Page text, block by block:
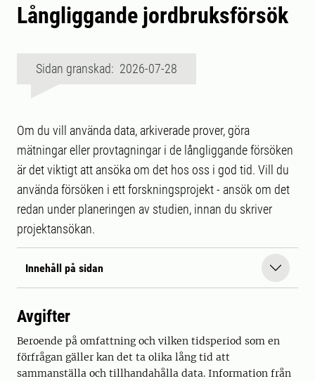
Långliggande jordbruksförsök
Sidan granskad: 2026-07-28
Om du vill använda data, arkiverade prover, göra
mätningar eller provtagningar i de långliggande försöken
är det viktigt att ansöka om det hos oss i god tid. Vill du
använda försöken i ett forskningsprojekt - ansök om det
redan under planeringen av studien, innan du skriver
projektansökan.
Innehåll på sidan
Avgifter
Beroende på omfattning och vilken tidsperiod som en
förfrågan gäller kan det ta olika lång tid att
sammanställa och tillhandahålla data. Information från